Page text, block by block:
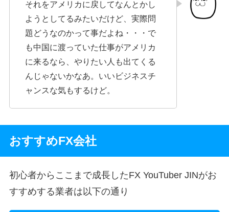
それをアメリカに戻してなんとかし
ようとしてるみたいだけど、実際問
題どうなのかって事だよね・・・で
も中国に渡っていた仕事がアメリカ
に来るなら、やりたい人も出てくる
んじゃないかなあ。いいビジネスチ
ャンスな気もするけど。
おすすめFX会社
初心者からここまで成長したFX YouTuber JINがお
すすめする業者は以下の通り